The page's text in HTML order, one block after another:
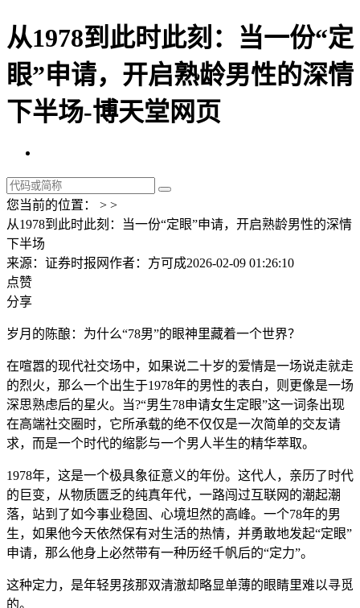
从1978到此时此刻：当一份“定
眼”申请，开启熟龄男性的深情
下半场-博天堂网页
您当前的位置： > >
从1978到此时此刻：当一份“定眼”申请，开启熟龄男性的深情
下半场
来源：证券时报网作者：方可成2026-02-09 01:26:10
点赞
分享
岁月的陈酿：为什么“78男”的眼神里藏着一个世界？
在喧嚣的现代社交场中，如果说二十岁的爱情是一场说走就走
的烈火，那么一个出生于1978年的男性的表白，则更像是一场
深思熟虑后的星火。当?“男生78申请女生定眼”这一词条出现
在高端社交圈时，它所承载的绝不仅仅是一次简单的交友请
求，而是一个时代的缩影与一个男人半生的精华萃取。
1978年，这是一个极具象征意义的年份。这代人，亲历了时代
的巨变，从物质匮乏的纯真年代，一路闯过互联网的潮起潮
落，站到了如今事业稳固、心境坦然的高峰。一个78年的男
生，如果他今天依然保有对生活的热情，并勇敢地发起“定眼”
申请，那么他身上必然带有一种历经千帆后的“定力”。
这种定力，是年轻男孩那双清澈却略显单薄的眼睛里难以寻觅
的。